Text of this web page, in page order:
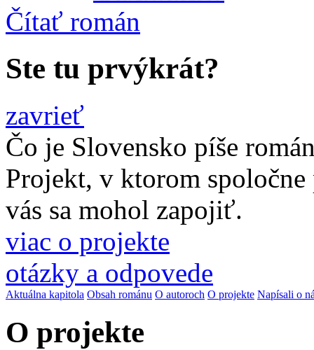
Čítať román
Ste tu prvýkrát?
zavrieť
Čo je Slovensko píše
Projekt, v ktorom
vás sa mohol zapojiť.
viac o projekte
otázky a odpovede
Aktuálna kapitola Obsah románu O autoroch O projekte Napísali o
O projekte